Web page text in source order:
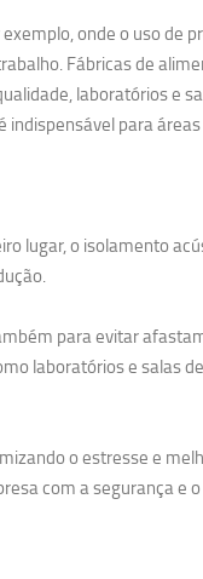
onde o uso de
Fábricas de
laboratórios e
para
lugar, o isolamento
para evitar
laboratórios e salas
o estresse e
com a segurança e